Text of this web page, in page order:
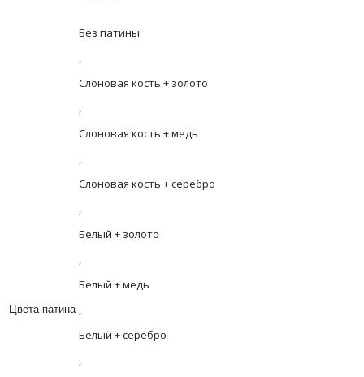
Цвета патина
Без патины
,
Слоновая кость + золото
,
Слоновая кость + медь
,
Слоновая кость + серебро
,
Белый + золото
,
Белый + медь
,
Белый + серебро
,